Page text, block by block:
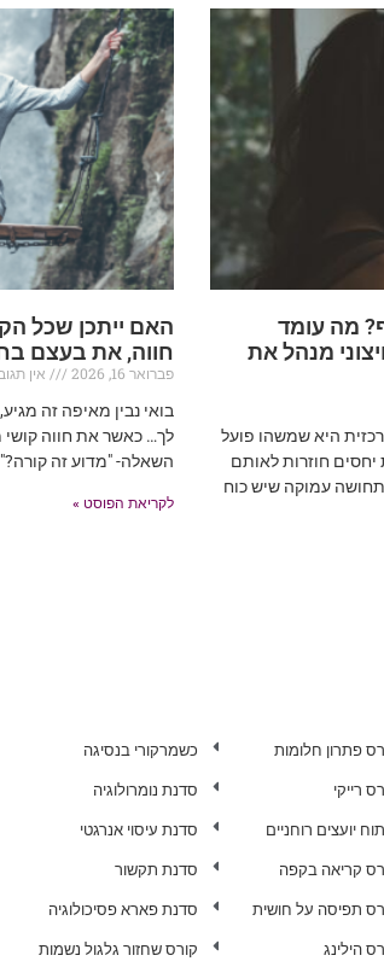
מה עומד
מנהל את
היא שמשהו פועל
חוזרות לאותם
עמוקה שיש כוח
האם ייתכן שכל
חווה, את בעצם
פברואר 16, 2026
אין
בואי נבין מאיפה זה
לך… כאשר את חווה קושי
השאלה- "מדוע זה
לקריאת הפוסט »
פתרון חלומות
רייקי
יועצים רוחניים
קריאה בקפה
תפיסה על חושית
הילינג
כשמרקורי בנסיגה
סדנת נומרולוגיה
סדנת עיסוי אנרגטי
סדנת תקשור
סדנת פארא פסיכולוגיה
קורס שחזור גלגול נשמות